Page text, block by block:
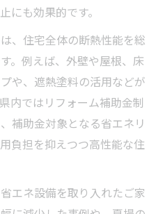
ム業者の特徴と回避策
アフターサービスの重要
にも効果的です。
、住宅全体の断熱性能を総
。例えば、外壁や屋根、床
や、遮熱塗料の活用などが
内ではリフォーム補助金制
補助金対象となる省エネリ
負担を抑えつつ高性能な住
エネ設備を取り入れたご家